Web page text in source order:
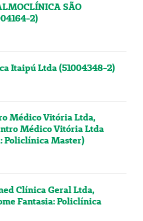
SÃO
2)
Itaipú Ltda (51004348-2)
Médico Vitória Ltda,
Médico Vitória Ltda
Policlínica Master)
Clínica Geral Ltda,
Fantasia: Policlínica